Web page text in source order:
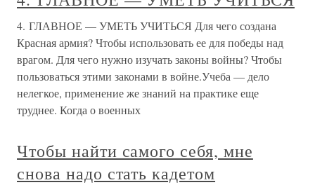
4. ГЛАВНОЕ — УМЕТЬ УЧИТЬСЯ Для чего создана
Красная армия? Чтобы использовать ее для победы над
врагом. Для чего нужно изучать законы войны? Чтобы
пользоваться этими законами в войне.Учеба — дело
нелегкое, применение же знаний на практике еще
труднее. Когда о военных
Чтобы найти самого себя, мне
снова надо стать кадетом